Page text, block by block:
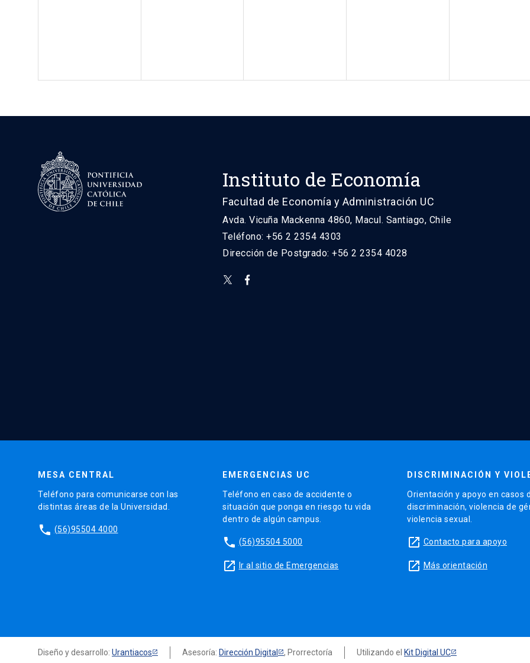
Instituto de Economía
Facultad de Economía y Administración UC
Avda. Vicuña Mackenna 4860, Macul. Santiago, Chile
Teléfono: +56 2 2354 4303
Dirección de Postgrado: +56 2 2354 4028
MESA CENTRAL
Teléfono para comunicarse con las
distintas áreas de la Universidad.
phone (56)95504 4000
EMERGENCIAS UC
Teléfono en caso de accidente o
situación que ponga en riesgo tu vida
dentro de algún campus.
phone (56)95504 5000
launch Ir al sitio de Emergencias
DISCRIMINACIÓN Y
Orientación y apoyo en casos
discriminación, violencia de
violencia sexual.
launch Contacto para apoyo
launch Más orientación
Diseño y desarrollo: Urantiacos Asesoría: Dirección Digital , Prorrectoría Utilizando el Kit Digital UC